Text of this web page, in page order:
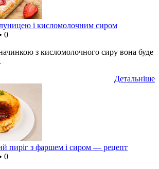
і кисломолочним сиром
• 0
з кисломолочного сиру вона буде
Детальніше
пиріг з фаршем і сиром — рецепт
• 0